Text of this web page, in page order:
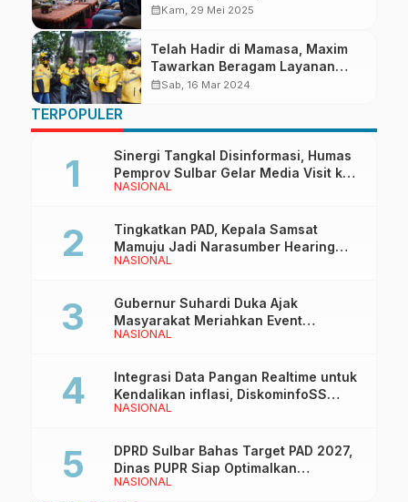
Pengembangan Pariwisata
calendar_monthKam, 29 Mei 2025
Telah Hadir di Mamasa, Maxim
Tawarkan Beragam Layanan
Transportasi Online untuk
calendar_monthSab, 16 Mar 2024
TERPOPULER
NASIONAL
Sinergi Tangkal Disinformasi, Humas
Pemprov Sulbar Gelar Media Visit ke
Kantor Redaksi di Mamuju
NASIONAL
Tingkatkan PAD, Kepala Samsat
Mamuju Jadi Narasumber Hearing
Bersama Wakil Ketua I DPRD Sulbar
NASIONAL
Gubernur Suhardi Duka Ajak
Masyarakat Meriahkan Event
Manakarra Fair 2026
NASIONAL
Integrasi Data Pangan Realtime untuk
Kendalikan inflasi, DiskominfoSS
Sulbar Kembangkan Sistem SAPEDA
NASIONAL
DPRD Sulbar Bahas Target PAD 2027,
Dinas PUPR Siap Optimalkan
Pendapatan Daerah